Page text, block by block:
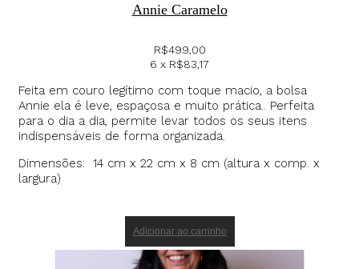
Annie Caramelo
R$499,00
6 x R$83,17
Feita em couro legítimo com toque macio, a bolsa
Annie ela é leve, espaçosa e muito prática.. Perfeita
para o dia a dia, permite levar todos os seus itens
indispensáveis de forma organizada.
Dimensões: 14 cm x 22 cm x 8 cm (altura x comp. x
largura)
Adicionar ao carrinho